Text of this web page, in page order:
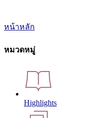
หน้าหลัก
หมวดหมู่
Highlights